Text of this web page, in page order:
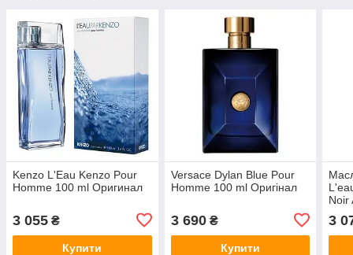
Kenzo L'Eau Kenzo Pour
Homme 100 ml Оригинал
3 055 ₴
Купити
Versace Dylan Blue Pour
Homme 100 ml Оригінал
3 690₴
Купити
Noir
3